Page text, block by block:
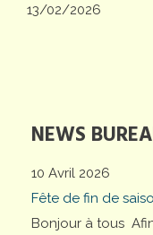
13/02/2026
NEWS
10 Avril 2026
Fête de fin de
Bonjour à tous